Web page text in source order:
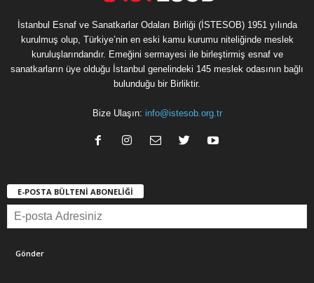
İstanbul Esnaf ve Sanatkarlar Odaları Birliği (İSTESOB) 1951 yılında
kurulmuş olup, Türkiye’nin en eski kamu kurumu niteliğinde meslek
kuruluşlarındandır. Emeğini sermayesi ile birleştirmiş esnaf ve
sanatkarların üye olduğu İstanbul genelindeki 145 meslek odasının bağlı
bulunduğu bir Birliktir.
Bize Ulaşın: info@istesob.org.tr
E-POSTA BÜLTENİ ABONELİĞİ